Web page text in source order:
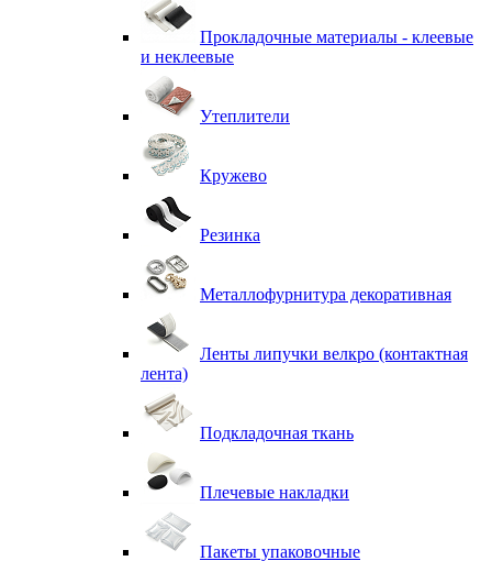
Прокладочные материалы - клеевые
и неклеевые
Утеплители
Кружево
Резинка
Металлофурнитура декоративная
Ленты липучки велкро (контактная
лента)
Подкладочная ткань
Плечевые накладки
Пакеты упаковочные